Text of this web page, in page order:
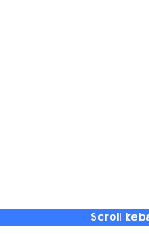
Scroll